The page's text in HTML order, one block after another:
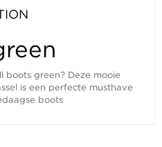
boots green? Deze mooie
is een perfecte musthave
boots